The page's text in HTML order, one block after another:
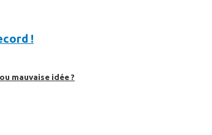
mauvaise idée ?
!